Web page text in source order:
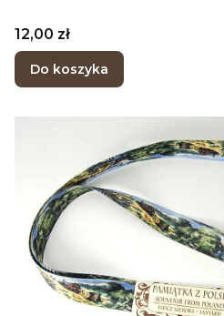
Cena
12,00 zł
Do koszyka